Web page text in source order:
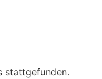
stattgefunden.